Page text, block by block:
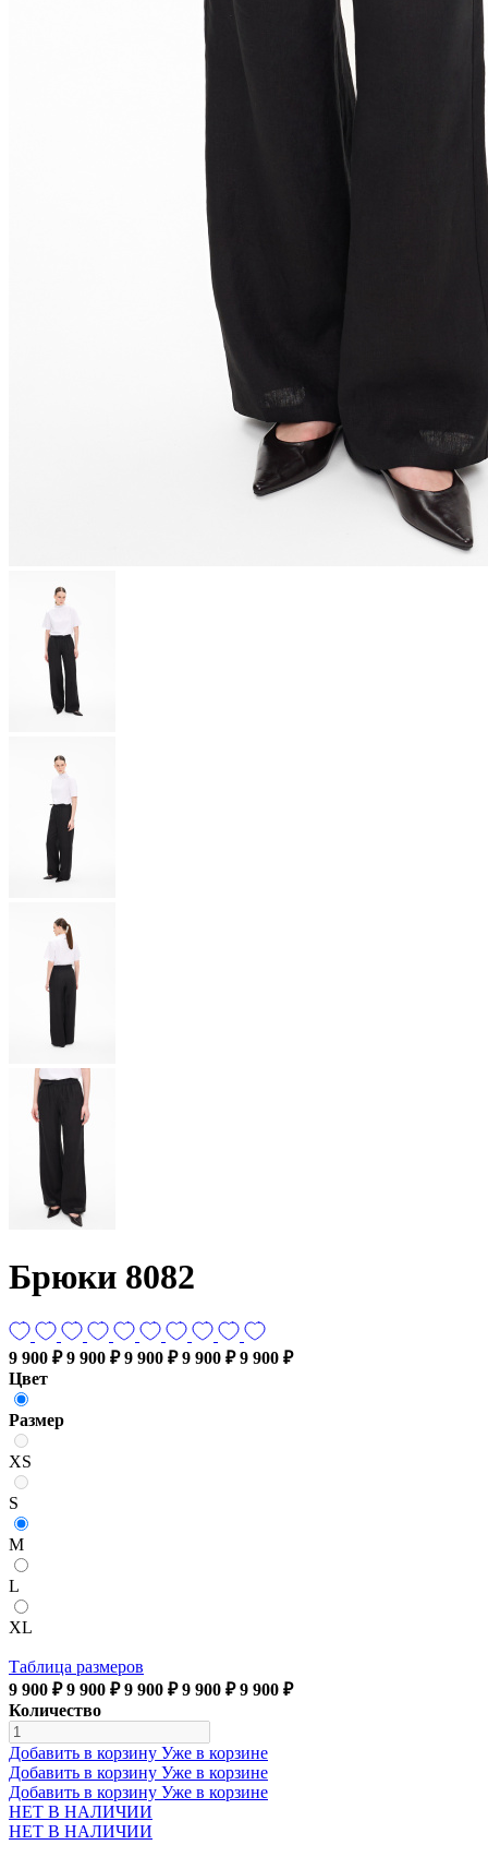
Брюки 8082
9 900 ₽ 9 900 ₽ 9 900 ₽ 9 900 ₽ 9 900 ₽
Цвет
Размер
XS
S
M
L
XL
Таблица размеров
9 900 ₽ 9 900 ₽ 9 900 ₽ 9 900 ₽ 9 900 ₽
Количество
Добавить в корзину Уже в корзине
Добавить в корзину Уже в корзине
Добавить в корзину Уже в корзине
НЕТ В НАЛИЧИИ
НЕТ В НАЛИЧИИ